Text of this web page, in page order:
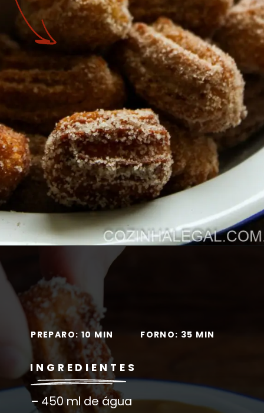
PREPARO: 10 MIN
– 450 ml de água
FORNO: 35 MIN
INGREDIENTES